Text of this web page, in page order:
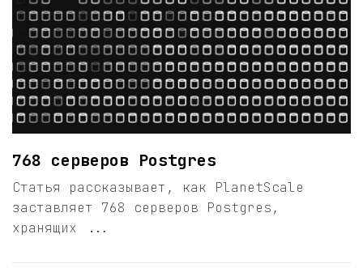
768 серверов Postgres
Статья рассказывает, как PlanetScale
заставляет 768 серверов Postgres,
хранящих ...